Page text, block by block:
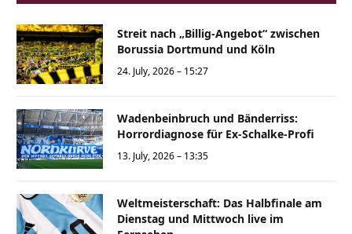
Streit nach „Billig-Angebot“ zwischen
Borussia Dortmund und Köln
24. July, 2026 – 15:27
Wadenbeinbruch und Bänderriss:
Horrordiagnose für Ex-Schalke-Profi
13. July, 2026 – 13:35
Weltmeisterschaft: Das Halbfinale am
Dienstag und Mittwoch live im